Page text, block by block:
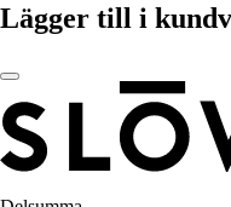
Lägger till i